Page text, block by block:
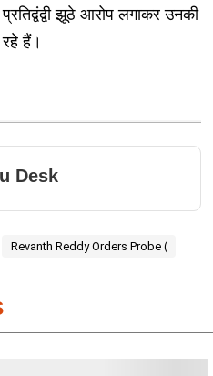
झूठे आरोप लगाकर उनकी
हैं।
Desk
Revanth Reddy Orders Probe (